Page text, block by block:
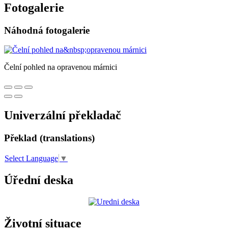
Fotogalerie
Náhodná fotogalerie
Čelní pohled na opravenou márnici
Univerzální překladač
Překlad (translations)
Select Language ▼
Úřední deska
Životní situace